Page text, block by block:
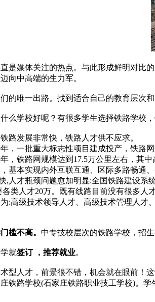
是媒体关注的热点。与此形成鲜明对比
向中高端的生力军。
的唯一出路。找到适合自己的教育层次
么学校好呢？有很多学生选择铁路学校
路发展非常快，铁路人才供不应求。
，一批重大标志性项目建成投产，铁路
，铁路网规模达到17.5万公里左右，其
基本实现内外互联互通、区际多路畅通
,人才瓶颈问题愈加明显:全国铁路建设系
类人才20万。既有线路目前没有很多
:高级技术领导人才、高级技术管理人
槛不高。 中专技校层次的铁路学校，招
就签订 ，推荐就业。
型人才，前景很不错，机会就在眼前！
铁路学校(石家庄铁路职业技工学校)。